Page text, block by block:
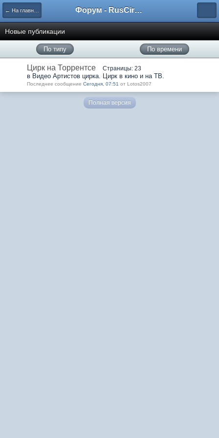
← На главную Форум - RusCircus.ru
Новые публикации
По типу По времени
Цирк на Торрентсе Страницы: 23
в Видео Артистов цирка. Цирк в кино и на ТВ.
Последнее сообщение Сегодня, 07:51 от Lotos2007
Полная версия